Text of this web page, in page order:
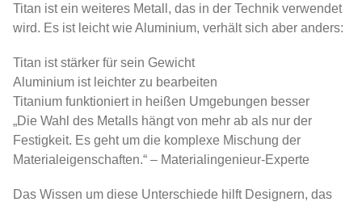
Titan ist ein weiteres Metall, das in der Technik verwendet
wird. Es ist leicht wie Aluminium, verhält sich aber anders:
Titan ist stärker für sein Gewicht
Aluminium ist leichter zu bearbeiten
Titanium funktioniert in heißen Umgebungen besser
„Die Wahl des Metalls hängt von mehr ab als nur der
Festigkeit. Es geht um die komplexe Mischung der
Materialeigenschaften.“ – Materialingenieur-Experte
Das Wissen um diese Unterschiede hilft Designern, das